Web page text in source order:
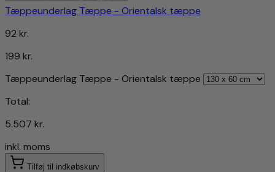
Tæppeunderlag Tæppe - Orientalsk tæppe
92 kr.
199 kr.
Tæppeunderlag Tæppe - Orientalsk tæppe
Total:
5.507 kr.
inkl. moms
Tilføj til indkøbskurv